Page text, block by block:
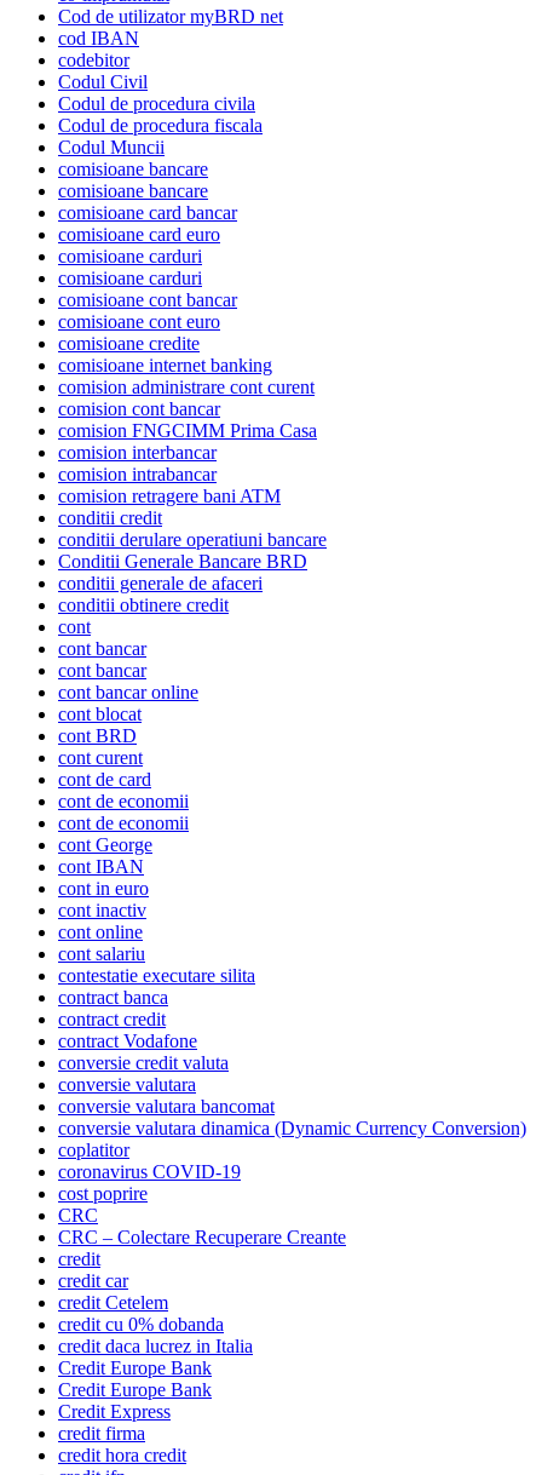
Cod de utilizator myBRD net
cod IBAN
codebitor
Codul Civil
Codul de procedura civila
Codul de procedura fiscala
Codul Muncii
comisioane bancare
comisioane bancare
comisioane card bancar
comisioane card euro
comisioane carduri
comisioane carduri
comisioane cont bancar
comisioane cont euro
comisioane credite
comisioane internet banking
comision administrare cont curent
comision cont bancar
comision FNGCIMM Prima Casa
comision interbancar
comision intrabancar
comision retragere bani ATM
conditii credit
conditii derulare operatiuni bancare
Conditii Generale Bancare BRD
conditii generale de afaceri
conditii obtinere credit
cont
cont bancar
cont bancar
cont bancar online
cont blocat
cont BRD
cont curent
cont de card
cont de economii
cont de economii
cont George
cont IBAN
cont in euro
cont inactiv
cont online
cont salariu
contestatie executare silita
contract banca
contract credit
contract Vodafone
conversie credit valuta
conversie valutara
conversie valutara bancomat
conversie valutara dinamica (Dynamic Currency Conversion)
coplatitor
coronavirus COVID-19
cost poprire
CRC
CRC – Colectare Recuperare Creante
credit
credit car
credit Cetelem
credit cu 0% dobanda
credit daca lucrez in Italia
Credit Europe Bank
Credit Europe Bank
Credit Express
credit firma
credit hora credit